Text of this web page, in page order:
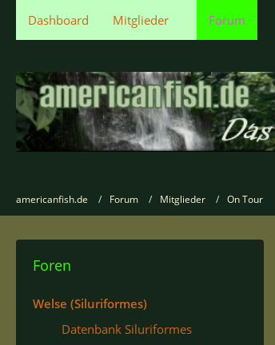
Dashboard Mitglieder Forum
americanfish.de Forum Mitglieder On Tour
Foren
Welse (Siluriformes)
Datenbank Siluriformes